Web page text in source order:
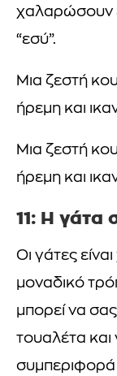
χαλαρώσουν
“εσύ”.
Μια ζεστή
ήρεμη και
Μια ζεστή
ήρεμη και
11: Η γάτα
Οι γάτες
μοναδικό
μπορεί να
τουαλέτα και
συμπεριφορά